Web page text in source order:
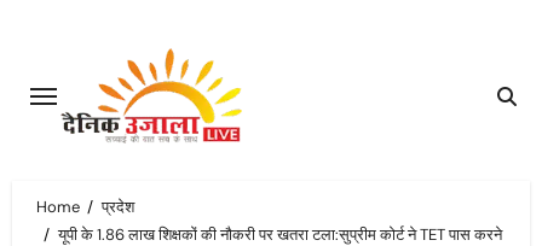
content
Home
प्रदेश
यूपी के 1.86 लाख शिक्षकों की नौकरी पर खतरा टला:सुप्रीम कोर्ट ने TET पास करने